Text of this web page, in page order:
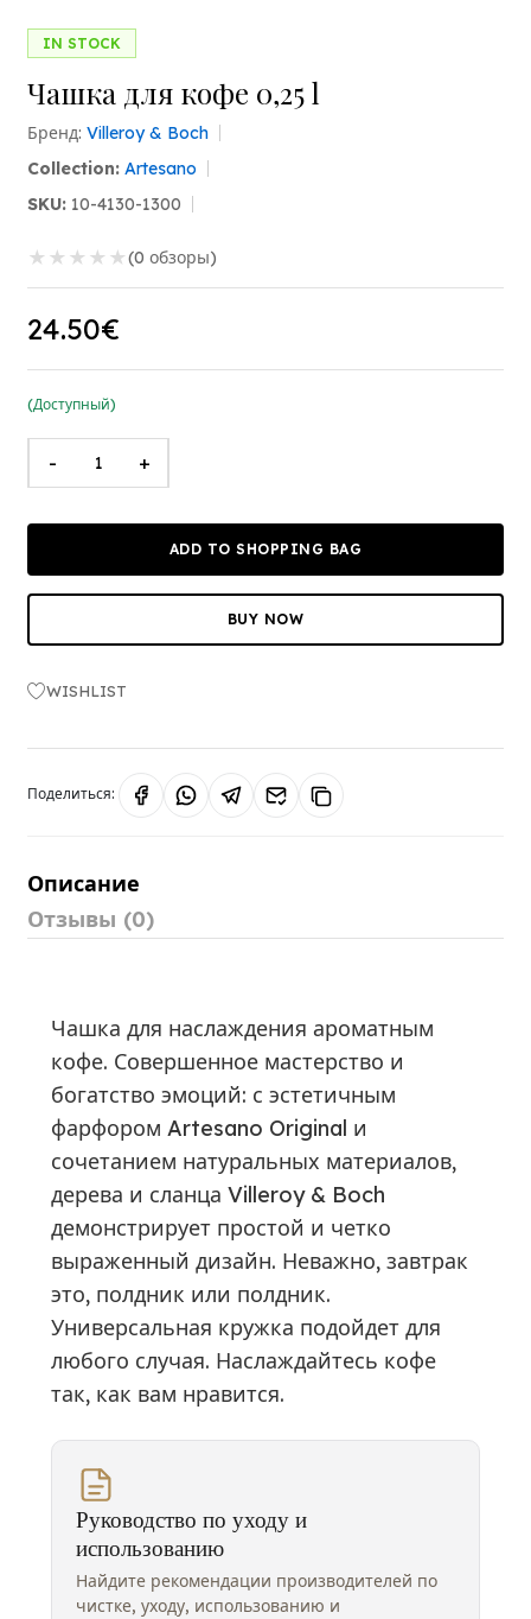
IN STOCK
Чашка для кофе 0,25 l
Бренд: Villeroy & Boch
Collection: Artesano
SKU: 10-4130-1300
★ ★ ★ ★ ★(0 обзоры)
24.50€
(Доступный)
- +
ADD TO SHOPPING BAG
BUY NOW
WISHLIST
Поделиться:
Описание
Отзывы (0)
Чашка для наслаждения ароматным
кофе. Совершенное мастерство и
богатство эмоций: с эстетичным
фарфором Artesano Original и
сочетанием натуральных материалов,
дерева и сланца Villeroy & Boch
демонстрирует простой и четко
выраженный дизайн. Неважно, завтрак
это, полдник или полдник.
Универсальная кружка подойдет для
любого случая. Наслаждайтесь кофе
так, как вам нравится.
Руководство по уходу и
использованию
Найдите рекомендации производителей по
чистке, уходу, использованию и